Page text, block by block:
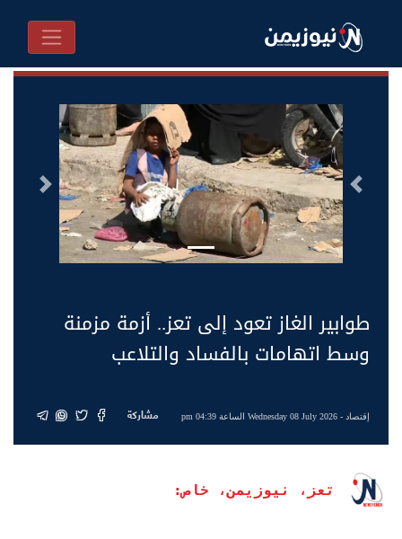
السابق التالى
طوابير الغاز تعود إلى تعز.. أزمة مزمنة
وسط اتهامات بالفساد والتلاعب
إقتصاد- Wednesday 08 July 2026 الساعة 04:39 pm مشاركة
تعز، نيوزيمن، خاص: